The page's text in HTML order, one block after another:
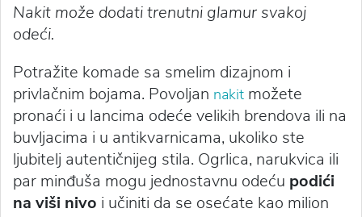
Nakit može dodati trenutni glamur svakoj
odeći.
Potražite komade sa smelim dizajnom i
privlačnim bojama. Povoljan nakit možete
pronaći i u lancima odeće velikih brendova ili na
buvljacima i u antikvarnicama, ukoliko ste
ljubitelj autentičnijeg stila. Ogrlica, narukvica ili
par minđuša mogu jednostavnu odeću podići
na viši nivo i učiniti da se osećate kao milion